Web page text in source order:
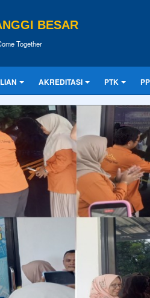
BESAR
Together
AKREDITASI PTK